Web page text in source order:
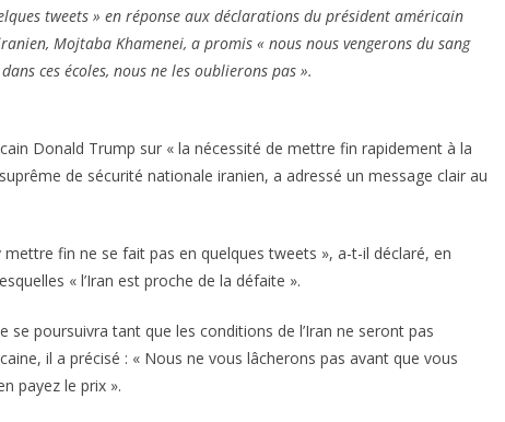
tweets » en réponse aux déclarations du président américain
Mojtaba Khamenei, a promis « nous nous vengerons du sang
ces écoles, nous ne les oublierons pas ».
Donald Trump sur « la nécessité de mettre fin rapidement à la
de sécurité nationale iranien, a adressé un message clair au
fin ne se fait pas en quelques tweets », a-t-il déclaré, en
« l’Iran est proche de la défaite ».
se poursuivra tant que les conditions de l’Iran ne seront pas
il a précisé : « Nous ne vous lâcherons pas avant que vous
payez le prix ».